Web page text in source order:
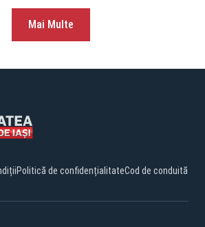
Mai Multe
Politică de confidențialitateCod de conduită